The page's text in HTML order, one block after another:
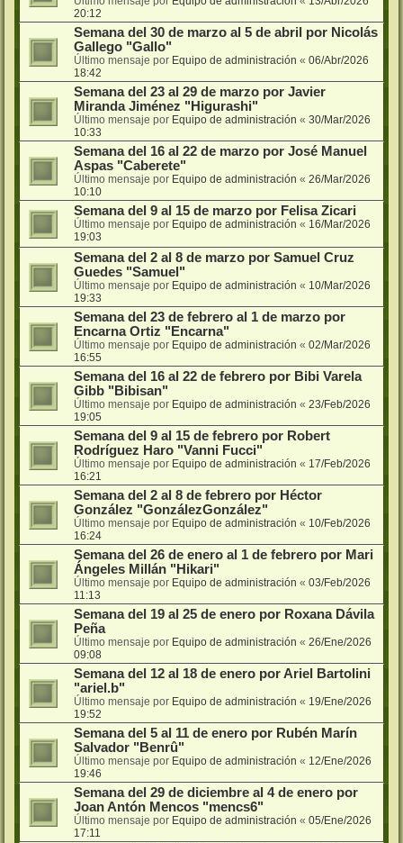
20:12
Semana del 30 de marzo al 5 de abril por Nicolás
Gallego "Gallo"
Último mensaje por Equipo de administración « 06/Abr/2026
18:42
Semana del 23 al 29 de marzo por Javier
Miranda Jiménez "Higurashi"
Último mensaje por Equipo de administración « 30/Mar/2026
10:33
Semana del 16 al 22 de marzo por José Manuel
Aspas "Caberete"
Último mensaje por Equipo de administración « 26/Mar/2026
10:10
Semana del 9 al 15 de marzo por Felisa Zicari
Último mensaje por Equipo de administración « 16/Mar/2026
19:03
Semana del 2 al 8 de marzo por Samuel Cruz
Guedes "Samuel"
Último mensaje por Equipo de administración « 10/Mar/2026
19:33
Semana del 23 de febrero al 1 de marzo por
Encarna Ortiz "Encarna"
Último mensaje por Equipo de administración « 02/Mar/2026
16:55
Semana del 16 al 22 de febrero por Bibi Varela
Gibb "Bibisan"
Último mensaje por Equipo de administración « 23/Feb/2026
19:05
Semana del 9 al 15 de febrero por Robert
Rodríguez Haro "Vanni Fucci"
Último mensaje por Equipo de administración « 17/Feb/2026
16:21
Semana del 2 al 8 de febrero por Héctor
González "GonzálezGonzález"
Último mensaje por Equipo de administración « 10/Feb/2026
16:24
Semana del 26 de enero al 1 de febrero por Mari
Ángeles Millán "Hikari"
Último mensaje por Equipo de administración « 03/Feb/2026
11:13
Semana del 19 al 25 de enero por Roxana Dávila
Peña
Último mensaje por Equipo de administración « 26/Ene/2026
09:08
Semana del 12 al 18 de enero por Ariel Bartolini
"ariel.b"
Último mensaje por Equipo de administración « 19/Ene/2026
19:52
Semana del 5 al 11 de enero por Rubén Marín
Salvador "Benrû"
Último mensaje por Equipo de administración « 12/Ene/2026
19:46
Semana del 29 de diciembre al 4 de enero por
Joan Antón Mencos "mencs6"
Último mensaje por Equipo de administración « 05/Ene/2026
17:11